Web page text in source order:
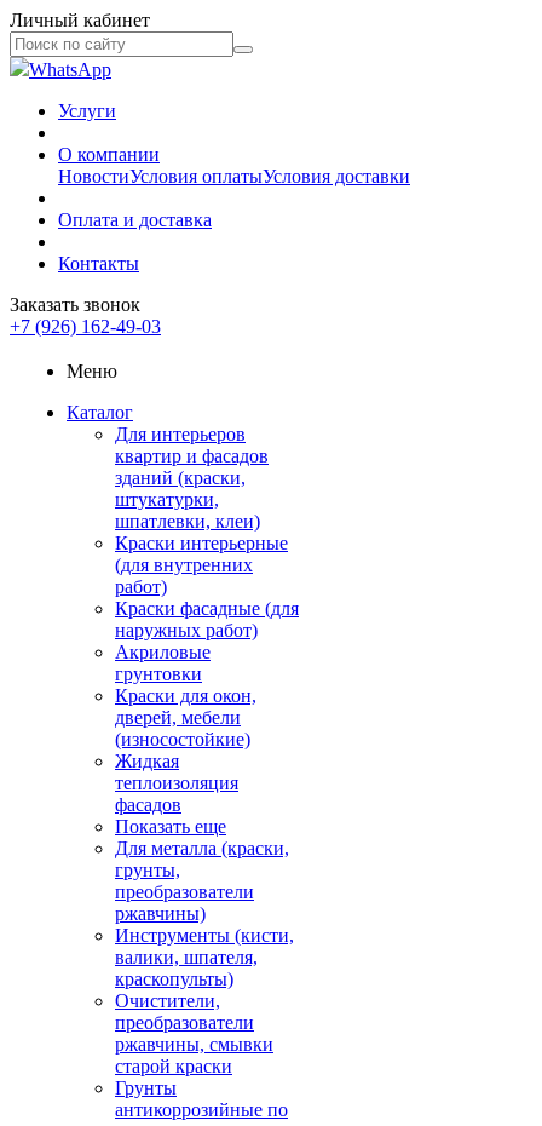
Личный кабинет
WhatsApp
Услуги
О компании
НовостиУсловия оплатыУсловия доставки
Оплата и доставка
Контакты
Заказать звонок
+7 (926) 162-49-03
Меню
Каталог
Для интерьеров
квартир и фасадов
зданий (краски,
штукатурки,
шпатлевки, клеи)
Краски интерьерные
(для внутренних
работ)
Краски фасадные (для
наружных работ)
Акриловые
грунтовки
Краски для окон,
дверей, мебели
(износостойкие)
Жидкая
теплоизоляция
фасадов
Показать еще
Для металла (краски,
грунты,
преобразователи
ржавчины)
Инструменты (кисти,
валики, шпателя,
краскопульты)
Очистители,
преобразователи
ржавчины, смывки
старой краски
Грунты
антикоррозийные по